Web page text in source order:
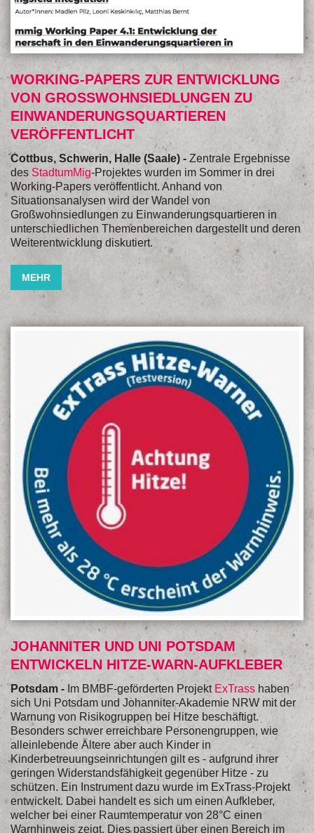
WORKING-PAPERS ZUR ENTWICKLUNG
VON GROSSWOHNSIEDLUNGEN ZU E
INWANDERUNGSQUARTIEREN V
ERÖFFENTLICHT
Cottbus, Schwerin, Halle (Saale) - Zentrale Ergebnisse
des StadtumMig-Projektes wurden im Sommer in drei
Working-Papers veröffentlicht. Anhand von
Situationsanalysen wird der Wandel von
Großwohnsiedlungen zu Einwanderungsquartieren in
unterschiedlichen Themenbereichen dargestellt und deren
Weiterentwicklung diskutiert.
MEHR
JOHANNITER UND UNI POTSDAM
ENTWICKELN HITZE-WARN-AUFKLEBER
Potsdam - Im BMBF-geförderten Projekt ExTrass haben
sich Uni Potsdam und Johanniter-Akademie NRW mit der
Warnung von Risikogruppen bei Hitze beschäftigt.
Besonders schwer erreichbare Personengruppen, wie
alleinlebende Ältere aber auch Kinder in
Kinderbetreuungseinrichtungen gilt es - aufgrund ihrer
geringen Widerstandsfähigkeit gegenüber Hitze - zu
schützen. Ein Instrument dazu wurde im ExTrass-Projekt
entwickelt. Dabei handelt es sich um einen Aufkleber,
welcher bei einer Raumtemperatur von 28°C einen
Warnhinweis zeigt. Dies passiert über einen Bereich im